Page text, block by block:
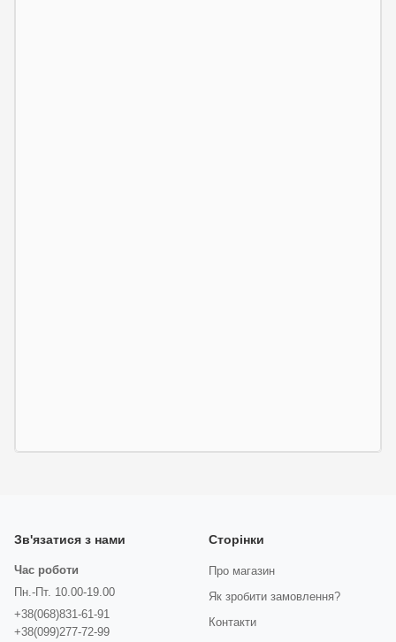
Зв'язатися з нами
Час роботи
Пн.-Пт. 10.00-19.00
+38(068)831-61-91
+38(099)277-72-99
Сторінки
Про магазин
Як зробити замовлення?
Контакти